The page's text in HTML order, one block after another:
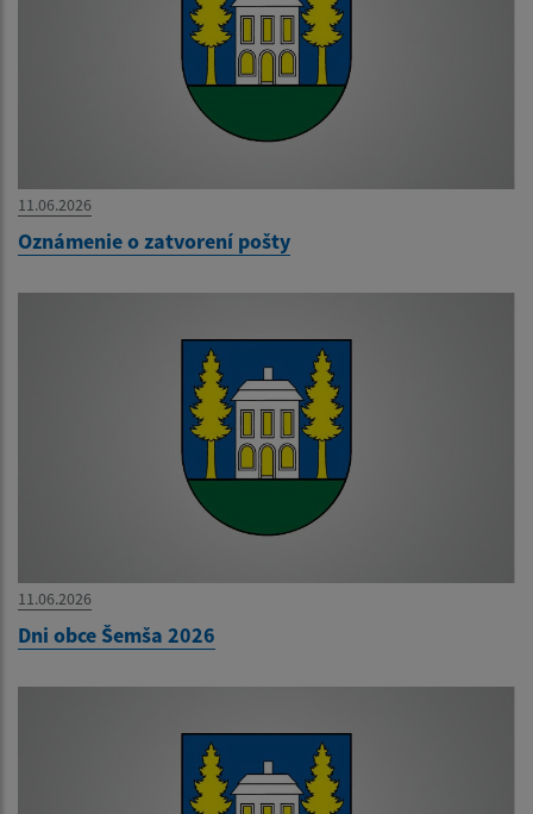
11.06.2026
Oznámenie o zatvorení pošty
11.06.2026
Dni obce Šemša 2026